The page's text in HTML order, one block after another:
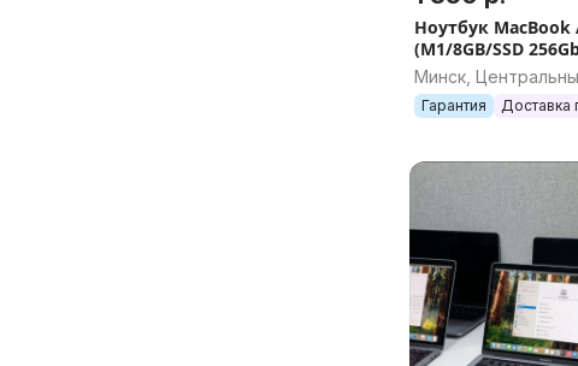
Ноутбук MacBook
(M1/8GB/SSD
опт макбук мак
Минск,
Гарантия Доставка